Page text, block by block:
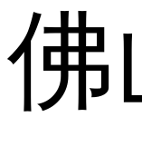
佛